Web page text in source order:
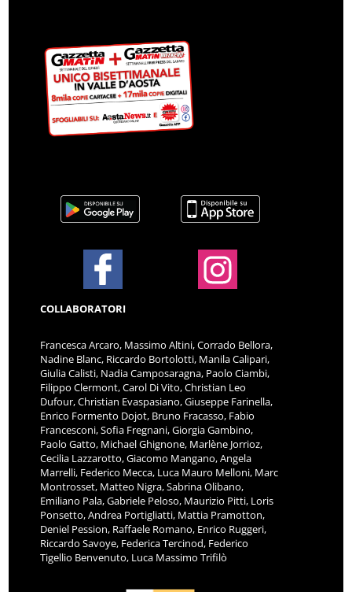
COLLABORATORI
Francesca Arcaro, Massimo Altini, Corrado Bellora,
Nadine Blanc, Riccardo Bortolotti, Manila Calipari,
Giulia Calisti, Nadia Camposaragna, Paolo Ciambi,
Filippo Clermont, Carol Di Vito, Christian Leo
Dufour, Christian Evaspasiano, Giuseppe Farinella,
Enrico Formento Dojot, Bruno Fracasso, Fabio
Francesconi, Sofia Fregnani, Giorgia Gambino,
Paolo Gatto, Michael Ghignone, Marlène Jorrioz,
Cecilia Lazzarotto, Giacomo Mangano, Angela
Marrelli, Federico Mecca, Luca Mauro Melloni, Marc
Montrosset, Matteo Nigra, Sabrina Olibano,
Emiliano Pala, Gabriele Peloso, Maurizio Pitti, Loris
Ponsetto, Andrea Portigliatti, Mattia Pramotton,
Deniel Pession, Raffaele Romano, Enrico Ruggeri,
Riccardo Savoye, Federica Tercinod, Federico
Tigellio Benvenuto, Luca Massimo Trifilò